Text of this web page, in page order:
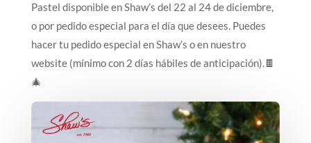
Pastel disponible en Shaw’s del 22 al 24 de diciembre,
o por pedido especial para el día que desees. Puedes
hacer tu pedido especial en Shaw’s o en nuestro
website (mínimo con 2 días hábiles de anticipación).🍫
🎄